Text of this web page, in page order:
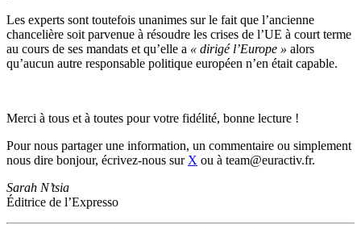
Les experts sont toutefois unanimes sur le fait que l’ancienne
chancelière soit parvenue à résoudre les crises de l’UE à court terme
au cours de ses mandats et qu’elle a « dirigé l’Europe » alors
qu’aucun autre responsable politique européen n’en était capable.
Merci à tous et à toutes pour votre fidélité, bonne lecture !
Pour nous partager une information, un commentaire ou simplement
nous dire bonjour, écrivez-nous sur X ou à team@euractiv.fr.
Sarah N’tsia
Éditrice de l’Expresso